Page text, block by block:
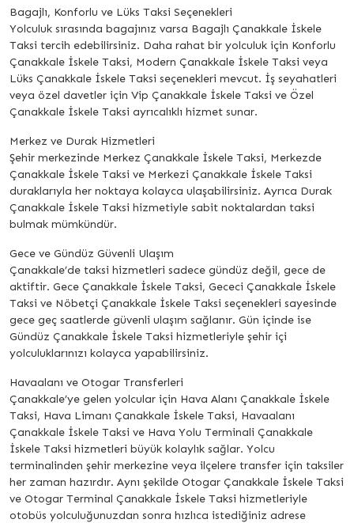
Bagajlı, Konforlu ve Lüks Taksi Seçenekleri
Yolculuk sırasında bagajınız varsa Bagajlı Çanakkale İskele
Taksi tercih edebilirsiniz. Daha rahat bir yolculuk için Konforlu
Çanakkale İskele Taksi, Modern Çanakkale İskele Taksi veya
Lüks Çanakkale İskele Taksi seçenekleri mevcut. İş seyahatleri
veya özel davetler için Vip Çanakkale İskele Taksi ve Özel
Çanakkale İskele Taksi ayrıcalıklı hizmet sunar.
Merkez ve Durak Hizmetleri
Şehir merkezinde Merkez Çanakkale İskele Taksi, Merkezde
Çanakkale İskele Taksi ve Merkezi Çanakkale İskele Taksi
duraklarıyla her noktaya kolayca ulaşabilirsiniz. Ayrıca Durak
Çanakkale İskele Taksi hizmetiyle sabit noktalardan taksi
bulmak mümkündür.
Gece ve Gündüz Güvenli Ulaşım
Çanakkale’de taksi hizmetleri sadece gündüz değil, gece de
aktiftir. Gece Çanakkale İskele Taksi, Gececi Çanakkale İskele
Taksi ve Nöbetçi Çanakkale İskele Taksi seçenekleri sayesinde
gece geç saatlerde güvenli ulaşım sağlanır. Gün içinde ise
Gündüz Çanakkale İskele Taksi hizmetleriyle şehir içi
yolculuklarınızı kolayca yapabilirsiniz.
Havaalanı ve Otogar Transferleri
Çanakkale’ye gelen yolcular için Hava Alanı Çanakkale İskele
Taksi, Hava Limanı Çanakkale İskele Taksi, Havaalanı
Çanakkale İskele Taksi ve Hava Yolu Terminali Çanakkale
İskele Taksi hizmetleri büyük kolaylık sağlar. Yolcu
terminalinden şehir merkezine veya ilçelere transfer için taksiler
her zaman hazırdır. Aynı şekilde Otogar Çanakkale İskele Taksi
ve Otogar Terminal Çanakkale İskele Taksi hizmetleriyle
otobüs yolculuğunuzdan sonra hızlıca istediğiniz adrese